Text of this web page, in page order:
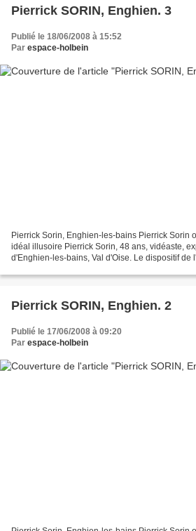
Pierrick SORIN, Enghien. 3
Publié le 18/06/2008 à 15:52
Par espace-holbein
Pierrick Sorin, Enghien-les-bains Pierrick Sorin
idéal illusoire Pierrick Sorin, 48 ans, vidéaste,
d'Enghien-les-bains, Val d'Oise. Le dispositif de
Pierrick SORIN, Enghien. 2
Publié le 17/06/2008 à 09:20
Par espace-holbein